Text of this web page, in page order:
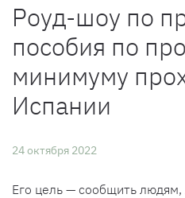
Роуд-шоу по
пособия по
минимуму
Испании
24 октября 2022
Его цель — сообщить людям,